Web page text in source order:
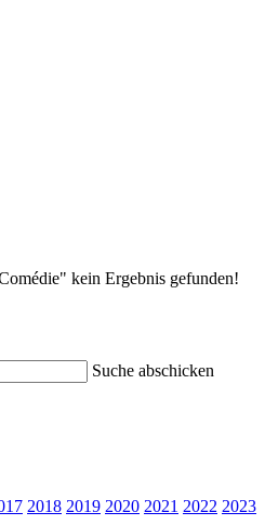
kein Ergebnis gefunden!
Suche abschicken
2018 2019 2020 2021 2022 2023